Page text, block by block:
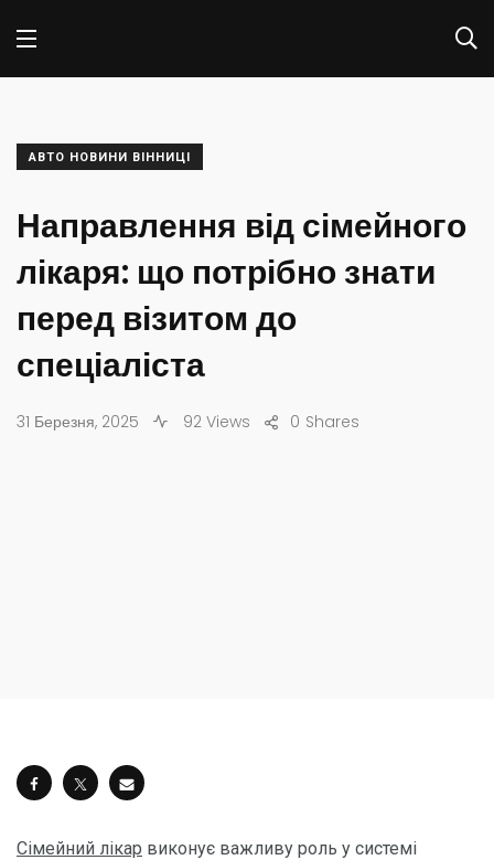
АВТО НОВИНИ ВІННИЦІ
Направлення від сімейного
лікаря: що потрібно знати
перед візитом до
спеціаліста
31 Березня, 2025 92 Views Shares
0
Сімейний лікар виконує важливу роль у системі